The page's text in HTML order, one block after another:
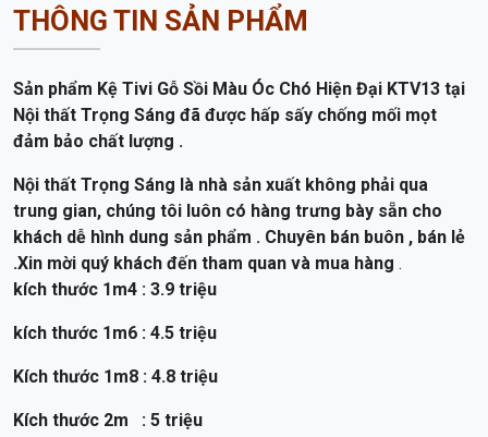
Sản phẩm Kệ Tivi Gỗ Sồi Màu Óc Chó Hiện Đại KTV13 tại
đảm bảo chất lượng .
Nội thất Trọng Sáng là nhà sản xuất không phải qua
khách dễ hình dung sản phẩm . Chuyên bán buôn , bán lẻ
.Xin mời quý khách đến tham quan và mua hàng.
kích thước 1m4 : 3.9 triệu
kích thước 1m6 : 4.5 triệu
Kích thước 1m8 : 4.8 triệu
Kích thước 2m : 5 triệu
kích thước 2m2 : 5.2 triệu